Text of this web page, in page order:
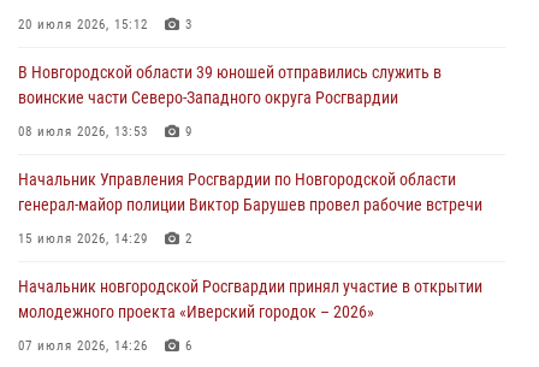
разрешительной работы Росгвардии провели телефонную «горячую
30 июля 2026, 14:36 1
Новгородские росгвардейцы рассказали о службе детям из летнего
30 июля 2026, 08:40 5
Новгородские росгвардейцы задержали мужчину
Телесюжет в программе "Новгородское областное телевидение.
Новости часа." от 29 июля 2026 года. Новгородские призывники
20 июля 2026, 15:12 3
В Новгородской области 39 юношей отправились служить в
воинские части Северо-Западного округа Росгвардии
08 июля 2026, 13:53 9
Начальник Управления Росгвардии по Новгородской области
генерал-майор полиции Виктор Барушев провел рабочие встречи
15 июля 2026, 14:29 2
Начальник новгородской Росгвардии принял участие в открытии
молодежного проекта «Иверский городок – 2026»
07 июля 2026, 14:26 6